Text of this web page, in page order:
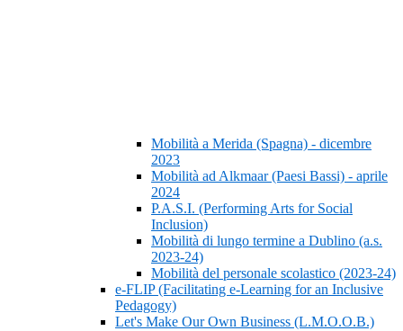
Mobilità a Merida (Spagna) - dicembre
2023
Mobilità ad Alkmaar (Paesi Bassi) - aprile
2024
P.A.S.I. (Performing Arts for Social
Inclusion)
Mobilità di lungo termine a Dublino (a.s.
2023-24)
Mobilità del personale scolastico (2023-24)
e-FLIP (Facilitating e-Learning for an Inclusive
Pedagogy)
Let's Make Our Own Business (L.M.O.O.B.)